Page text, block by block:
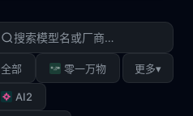
全部 零一万物
AI2
更多▾